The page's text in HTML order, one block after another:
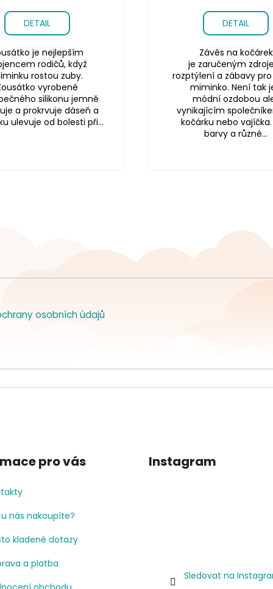
DETAIL
je nejlepším
rodičů, když
rostou zuby.
vyrobené
silikonu jemně
a prokrvuje dáseň a
ulevuje od bolesti při...
DETAIL
Závěs na kočárek
je zaručeným
rozptýlení a zábavy
miminko. Není tak
módní ozdobou
vynikajícím
kočárku nebo
barvy a různé...
osobních údajů
pro vás
nás nakoupíte?
kladené dotazy
a platba
Instagram
Sledovat na